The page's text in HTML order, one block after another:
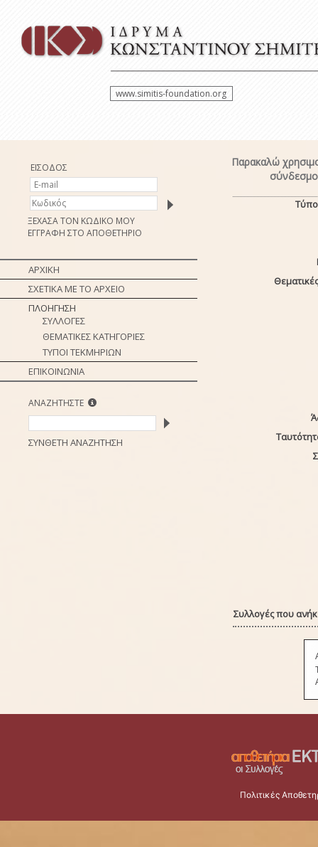
www.simitis-foundation.org
ΕΙΣΟΔΟΣ
ΞΕΧΑΣΑ ΤΟΝ ΚΩΔΙΚΟ ΜΟΥ
ΕΓΓΡΑΦΗ ΣΤΟ ΑΠΟΘΕΤΗΡΙΟ
ΑΡΧΙΚΗ
ΣΧΕΤΙΚΑ ΜΕ ΤΟ ΑΡΧΕΙΟ
ΠΛΟΗΓΗΣΗ
ΣΥΛΛΟΓΕΣ
ΘΕΜΑΤΙΚΕΣ ΚΑΤΗΓΟΡΙΕΣ
ΤΥΠΟΙ ΤΕΚΜΗΡΙΩΝ
ΕΠΙΚΟΙΝΩΝΙΑ
ΑΝΑΖΗΤΗΣΤΕ
ΣΥΝΘΕΤΗ ΑΝΑΖΗΤΗΣΗ
Παρακαλώ
Συλλογές που